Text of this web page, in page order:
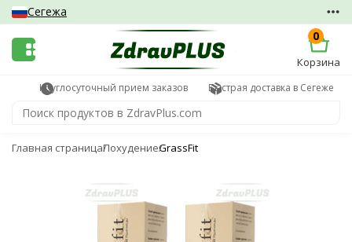
Сегежа
0
Корзина
Круглосуточный прием заказов Быстрая доставка в Сегеже
Главная страницаПохудениеGrassFit